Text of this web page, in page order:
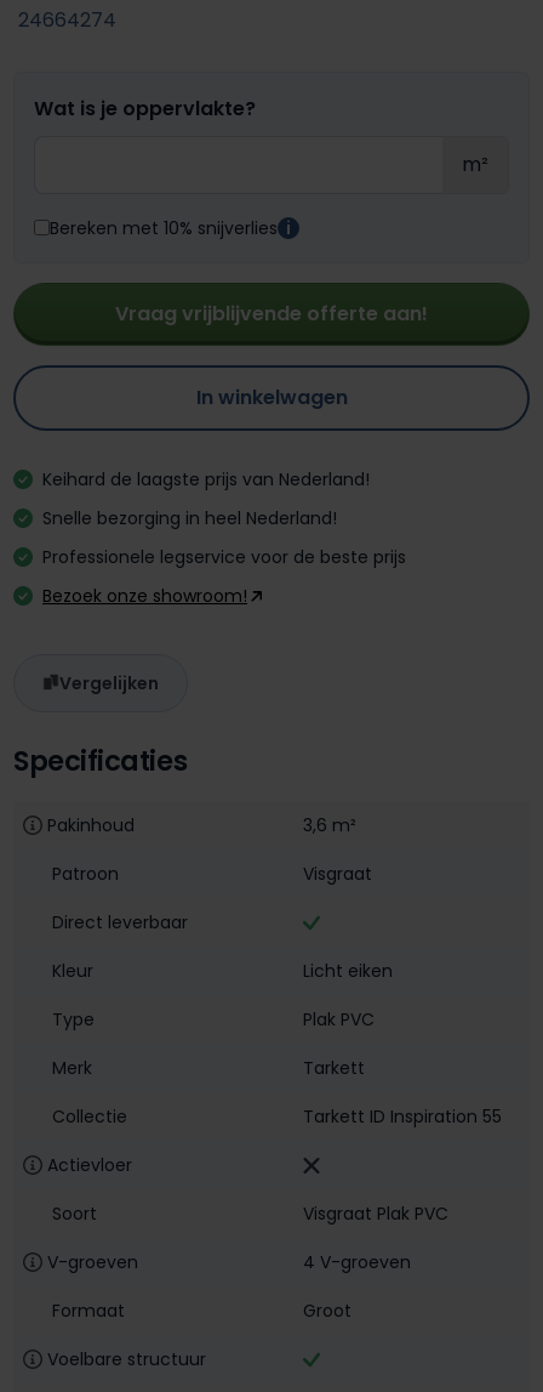
Specificaties
Pakinhoud
3,6 m²
Patroon
Visgraat
Direct leverbaar
Kleur
Licht eiken
Type
Plak PVC
Merk
Tarkett
Collectie
Tarkett ID Inspiration 55
Actievloer
Soort
Visgraat Plak PVC
V-groeven
4 V-groeven
Formaat
Groot
Voelbare structuur
Wat is je oppervlakte?
m²
Bereken met 10% snijverlies i
Vraag vrijblijvende offerte aan!
In winkelwagen
Keihard de laagste prijs van Nederland!
Snelle bezorging in heel Nederland!
Professionele legservice voor de beste prijs
Bezoek onze showroom!
Vergelijken